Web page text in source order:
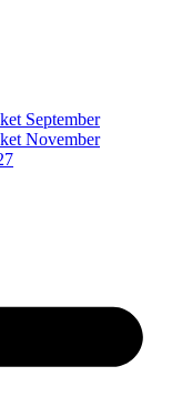
September
November